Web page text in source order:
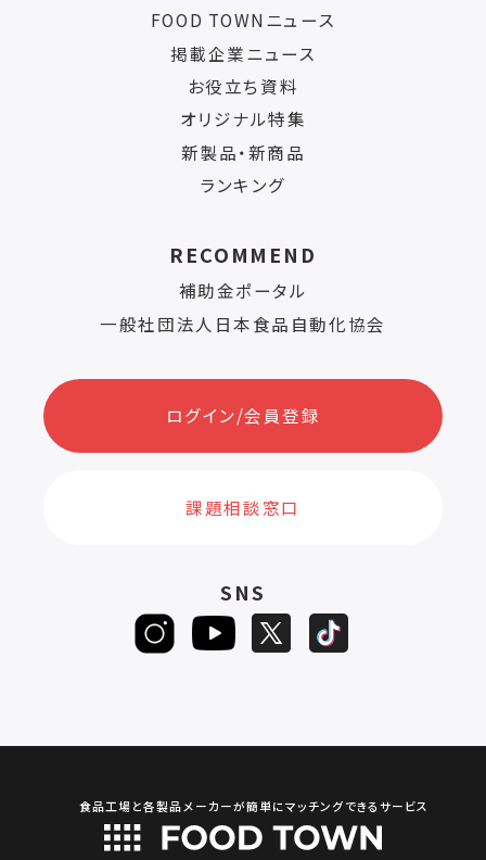
FOOD TOWNニュース
掲載企業ニュース
お役立ち資料
オリジナル特集
新製品・新商品
ランキング
RECOMMEND
補助金ポータル
一般社団法人日本食品自動化協会
ログイン/会員登録
課題相談窓口
SNS
食品工場と各製品メーカーが簡単にマッチングできるサービス